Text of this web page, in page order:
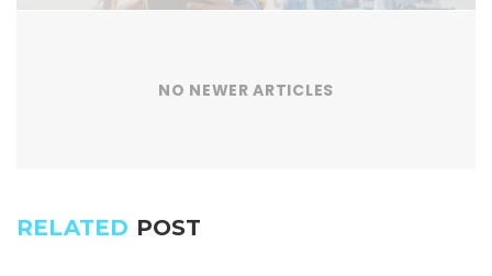
NO NEWER ARTICLES
RELATED POST